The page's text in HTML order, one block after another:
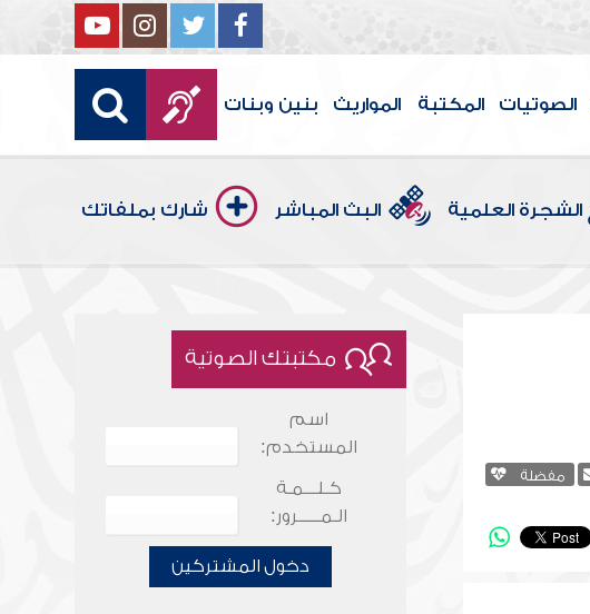
الصوتيات المكتبة المواريث بنين وبنات
الشجرة العلمية البث المباشر شارك بملفاتك
مفضلة
مكتبتك الصوتية
اسم
المستخدم:
كـلـــمـة
الـمـــــرور:
دخول المشتركين